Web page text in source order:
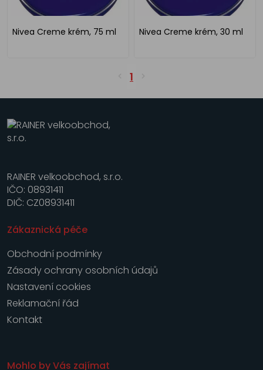
Nivea Creme krém, 75 ml Nivea Creme krém, 30 ml
1
RAINER velkoobchod, s.r.o.
IČO: 08931411
DIČ: CZ08931411
Zákaznická péče
Obchodní podmínky
Zásady ochrany osobních údajů
Nastavení cookies
Reklamační řád
Kontakt
Mohlo by Vás zajímat